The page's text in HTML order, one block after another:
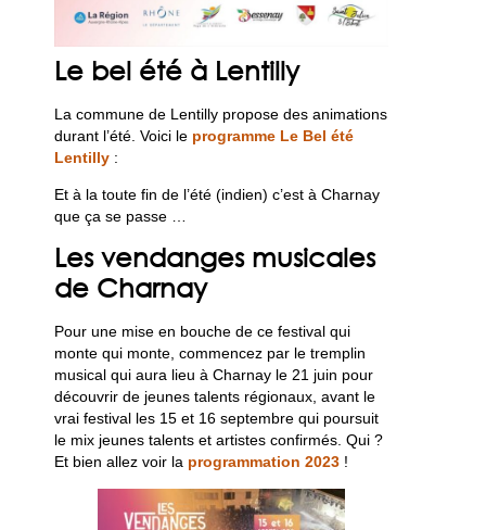
Le bel été à Lentilly
La commune de Lentilly propose des animations
durant l’été. Voici le programme Le Bel été
Lentilly :
Et à la toute fin de l’été (indien) c’est à Charnay
que ça se passe …
Les vendanges musicales
de Charnay
Pour une mise en bouche de ce festival qui
monte qui monte, commencez par le tremplin
musical qui aura lieu à Charnay le 21 juin pour
découvrir de jeunes talents régionaux, avant le
vrai festival les 15 et 16 septembre qui poursuit
le mix jeunes talents et artistes confirmés. Qui ?
Et bien allez voir la programmation 2023 !